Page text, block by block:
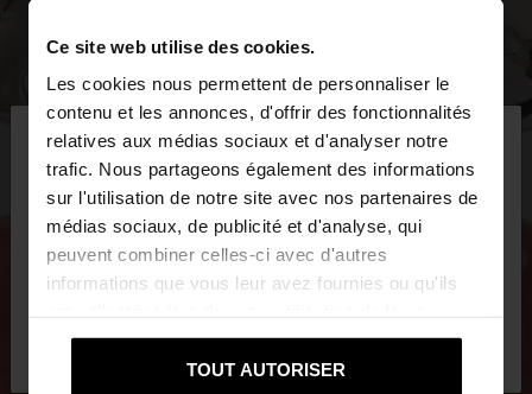
Ce site web utilise des cookies.
Les cookies nous permettent de personnaliser le
contenu et les annonces, d'offrir des fonctionnalités
relatives aux médias sociaux et d'analyser notre
trafic. Nous partageons également des informations
sur l'utilisation de notre site avec nos partenaires de
médias sociaux, de publicité et d'analyse, qui
peuvent combiner celles-ci avec d'autres
informations que vous leur avez fournies ou qu'ils
services.
TOUT AUTORISER
bonjour ×
Vous accédez au site depuis Belgique. Voulez-vous
parcourir notre site au United States?